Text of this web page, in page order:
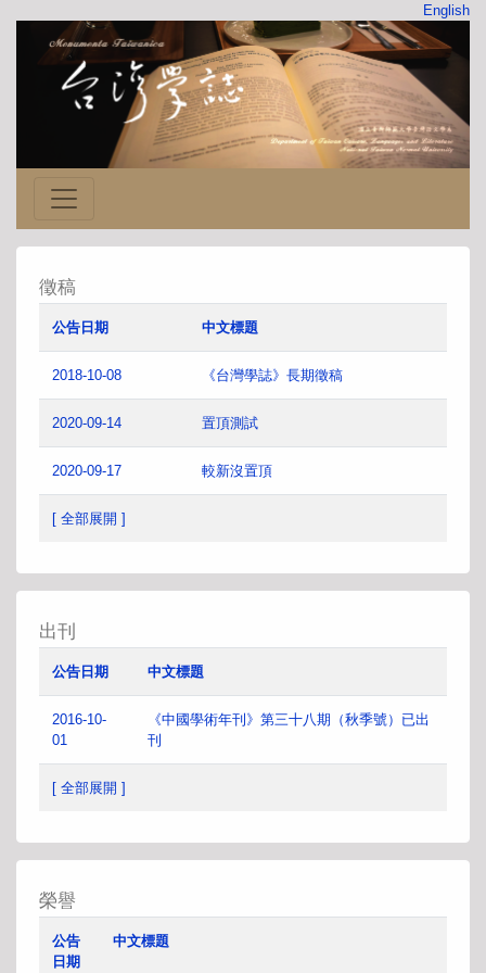
English
徵稿
公告日期 中文標題
2018-10-08 《台灣學誌》長期徵稿
2020-09-14 置頂測試
2020-09-17 較新沒置頂
[ 全部展開 ]
出刊
公告日期 中文標題
2016-10-
01
《中國學術年刊》第三十八期（秋季號）已出
刊
[ 全部展開 ]
榮譽
公告
日期
中文標題